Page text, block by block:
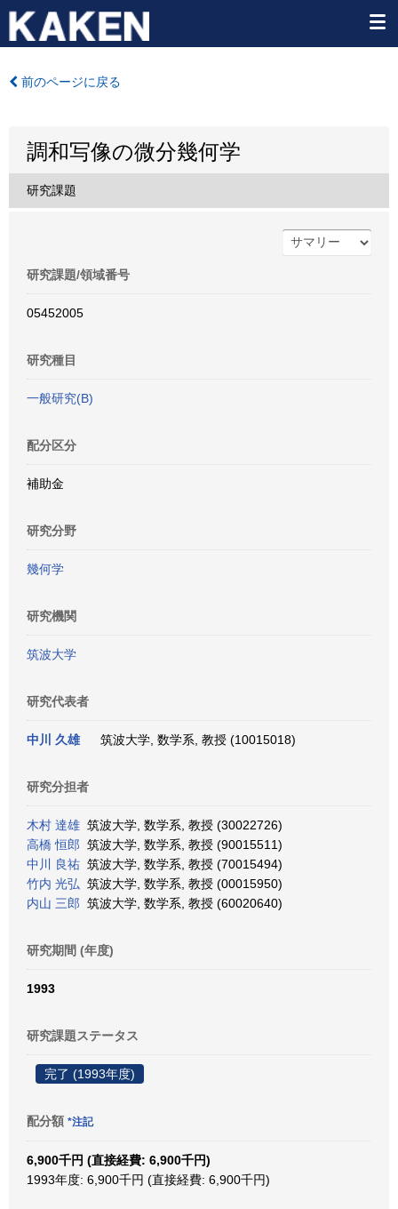
前のページに戻る
調和写像の微分幾何学
研究課題
研究課題/領域番号
05452005
研究種目
一般研究(B)
配分区分
補助金
研究分野
幾何学
研究機関
筑波大学
研究代表者
中川 久雄 筑波大学, 数学系, 教授 (10015018)
研究分担者
木村 達雄 筑波大学, 数学系, 教授 (30022726)
高橋 恒郎 筑波大学, 数学系, 教授 (90015511)
中川 良祐 筑波大学, 数学系, 教授 (70015494)
竹内 光弘 筑波大学, 数学系, 教授 (00015950)
内山 三郎 筑波大学, 数学系, 教授 (60020640)
研究期間 (年度)
1993
研究課題ステータス
完了 (1993年度)
配分額 *注記
6,900千円 (直接経費: 6,900千円)
1993年度: 6,900千円 (直接経費: 6,900千円)